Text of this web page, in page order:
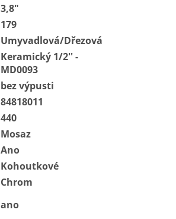
3,8"
179
Umyvadlová/Dřezová
Keramický 1/2'' -
MD0093
bez výpusti
84818011
440
Mosaz
Ano
Kohoutkové
Chrom
ano